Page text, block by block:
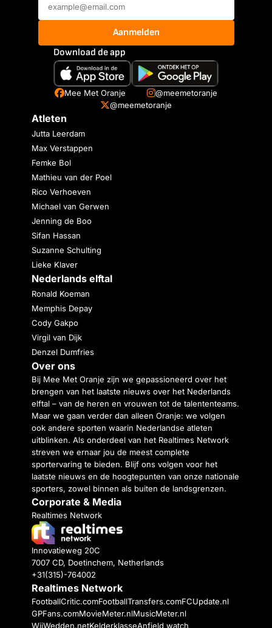
Aanmelden
Download de app
Mee Met Oranje
@meemetoranje
@meemetoranje
Atleten
Jutta Leerdam
Max Verstappen
Femke Bol
Mathieu van der Poel
Rico Verhoeven
Michael van Gerwen
Jenning de Boo
Sifan Hassan
Suzanne Schulting
Lieke Klaver
Nederlands elftal
Ronald Koeman
Memphis Depay
Cody Gakpo
Virgil van Dijk
Denzel Dumfries
Over ons
Bij Mee Met Oranje zijn we gepassioneerd over het
brengen van het laatste nieuws over het Nederlands
elftal – van de heren en vrouwen tot de talententeams.
Maar we gaan verder dan alleen Oranje: we volgen
ook andere sporten waarin Nederlandse atleten
uitblinken. Als onderdeel van het Realtimes Network
streven we ernaar jou de meest complete
sportervaring te bieden. Blijf ons volgen voor het
laatste nieuws en de hoogtepunten van onze nationale
sporters, zowel binnen als buiten de landsgrenzen.
Corporate & Media
Realtimes Network
Innovatieweg 20C
7007 CD, Doetinchem, Netherlands
+31(315)-764002
Realtimes Network
FootballCritic.comFootballTransfers.comFCUpdate.nl
GPFans.comMovieMeter.nlMusicMeter.nl
WijWedden.netKelderklasseAnfield watch